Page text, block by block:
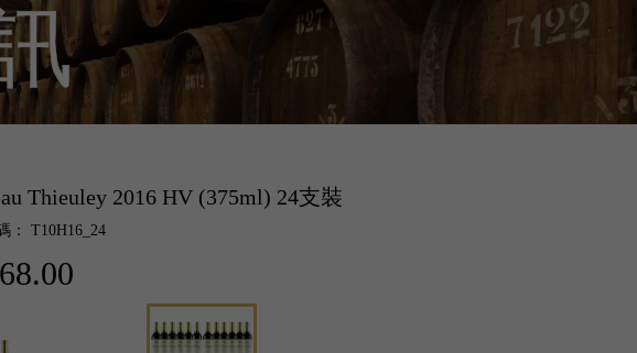
Thieuley 2016 HV (375ml) 24支裝
： T10H16_24